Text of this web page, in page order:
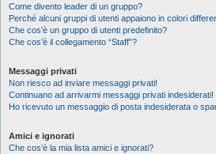
Come divento leader di un gruppo?
Perché alcuni gruppi di utenti appaiono in colori
Che cos’è un gruppo di utenti predefinito?
Che cos’è il collegamento “Staff”?
Messaggi privati
Non riesco ad inviare messaggi privati!
Continuano ad arrivarmi messaggi privati indesiderati!
Ho ricevuto un messaggio di posta indesiderata o
Amici e ignorati
Che cos’è la mia lista amici e ignorati?